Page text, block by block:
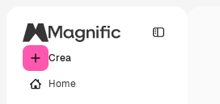
Crea
Home